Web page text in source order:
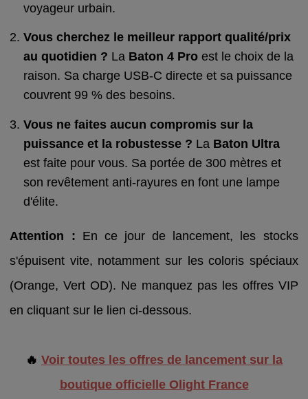
voyageur urbain.
Vous cherchez le meilleur rapport qualité/prix
au quotidien ? La Baton 4 Pro est le choix de la
raison. Sa charge USB-C directe et sa puissance
couvrent 99 % des besoins.
Vous ne faites aucun compromis sur la
puissance et la robustesse ? La Baton Ultra
est faite pour vous. Sa portée de 300 mètres et
son revêtement anti-rayures en font une lampe
d'élite.
Attention : En ce jour de lancement, les stocks
s'épuisent vite, notamment sur les coloris spéciaux
(Orange, Vert OD). Ne manquez pas les offres VIP
en cliquant sur le lien ci-dessous.
🔥 Voir toutes les offres de lancement sur la
boutique officielle Olight France